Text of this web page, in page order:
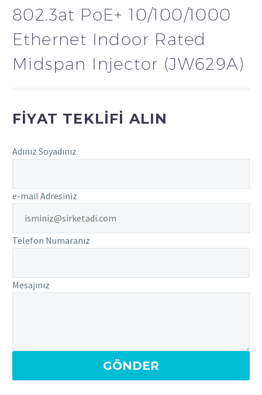
802.3at PoE+ 10/100/1000
Ethernet Indoor Rated
Midspan Injector (JW629A)
FIYAT TEKLIFI ALIN
Adınız Soyadınız
e-mail Adresiniz
Telefon Numaranız
Mesajınız